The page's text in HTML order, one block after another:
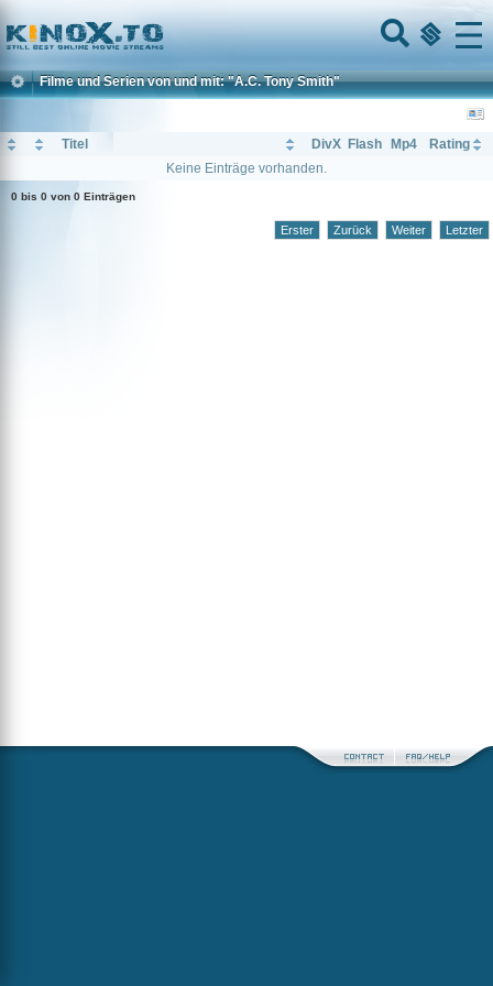
Home
Menu
Filme und Serien von und mit: "A.C. Tony Smith"
Titel DivX Flash Mp4
Rating
Keine Einträge vorhanden.
0 bis 0 von 0 Einträgen
Erster Zurück Weiter Letzter